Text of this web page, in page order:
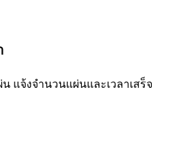
แจ้งจำนวนแผ่นและเวลาเสร็จ